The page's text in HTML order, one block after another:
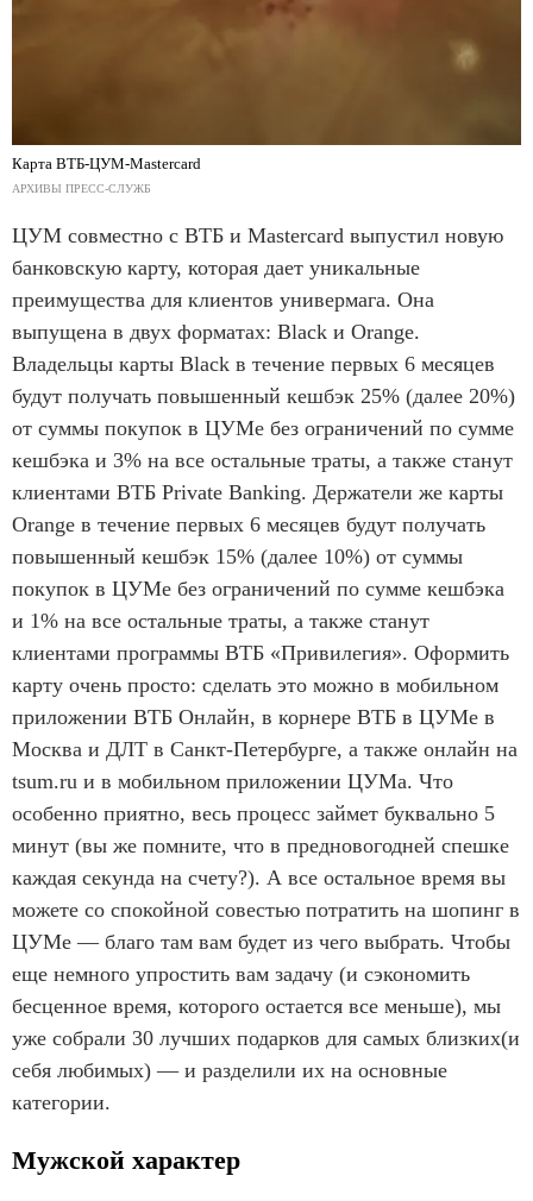
Карта ВТБ-ЦУМ-Mastercard
АРХИВЫ ПРЕСС-СЛУЖБ
ЦУМ совместно с ВТБ и Mastercard выпустил новую
банковскую карту, которая дает уникальные
преимущества для клиентов универмага. Она
выпущена в двух форматах: Black и Orange.
Владельцы карты Black в течение первых 6 месяцев
будут получать повышенный кешбэк 25% (далее 20%)
от суммы покупок в ЦУМе без ограничений по сумме
кешбэка и 3% на все остальные траты, а также станут
клиентами ВТБ Private Banking. Держатели же карты
Orange в течение первых 6 месяцев будут получать
повышенный кешбэк 15% (далее 10%) от суммы
покупок в ЦУМе без ограничений по сумме кешбэка
и 1% на все остальные траты, а также станут
клиентами программы ВТБ «Привилегия». Оформить
карту очень просто: сделать это можно в мобильном
приложении ВТБ Онлайн, в корнере ВТБ в ЦУМе в
Москва и ДЛТ в Санкт-Петербурге, а также онлайн на
tsum.ru и в мобильном приложении ЦУМа. Что
особенно приятно, весь процесс займет буквально 5
минут (вы же помните, что в предновогодней спешке
каждая секунда на счету?). А все остальное время вы
можете со спокойной совестью потратить на шопинг в
ЦУМе — благо там вам будет из чего выбрать. Чтобы
еще немного упростить вам задачу (и сэкономить
бесценное время, которого остается все меньше), мы
уже собрали 30 лучших подарков для самых близких(и
себя любимых) — и разделили их на основные
категории.
Мужской характер